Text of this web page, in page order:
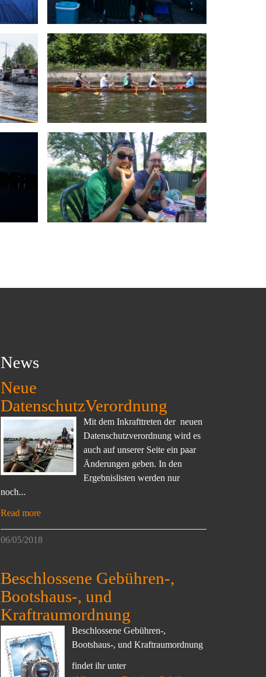
News
Neue
DatenschutzVerordnung
Mit dem Inkrafttreten der neuen
Datenschutzverordnung wird es
auch auf unserer Seite ein paar
Änderungen geben. In den
Ergebnislisten werden nur
noch...
Read more
06/05/2018
Beschlossene Gebühren-,
Bootshaus-, und
Kraftraumordnung
Beschlossene Gebühren-,
Bootshaus-, und Kraftraumordnung
findet ihr unter